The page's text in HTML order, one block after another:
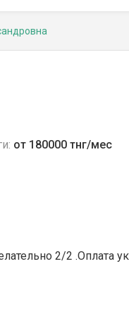
от 180000 тнг/мес
2/2 .Оплата